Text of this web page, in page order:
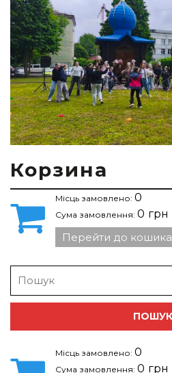
Корзина
Місць замовлено: 0
Сума замовлення: 0 грн
Перейти до кошика
for:
Місць замовлено: 0
Сума замовлення: 0 грн